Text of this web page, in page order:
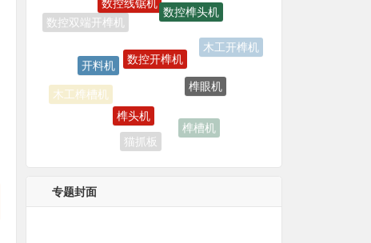
木工开榫机
木工榫槽机
开料机
数控开榫机
榫眼机
猫抓板
榫头机
专题封面